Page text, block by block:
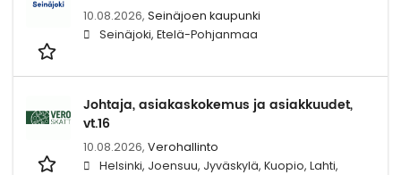
10.08.2026, Seinäjoen kaupunki
Seinäjoki, Etelä-Pohjanmaa
Johtaja, asiakaskokemus ja asiakkuudet,
vt.16
10.08.2026, Verohallinto
Helsinki, Joensuu, Jyväskylä, Kuopio, Lahti,